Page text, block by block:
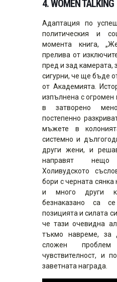
4.WOMEN TALKING
Адаптация по
политическия и
момента книга,
прелива от
пред и зад камерата,
сигурни, че ще бъде
от Академията.
изпълнена с
в затворено
постепенно
мъжете в
системно и
други жени, и
направят
Холивудското
бори с черната сянка
и много други
безнаказано са
позицията и силата
че тази очевидна
тъкмо навреме, за
сложен
чувствителност, и
заветната награда.